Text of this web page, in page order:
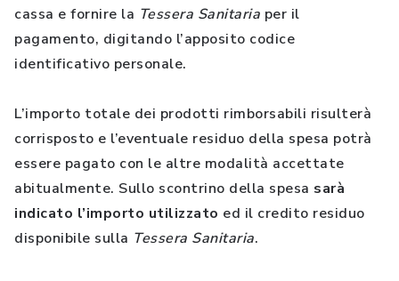
cassa e fornire la Tessera Sanitaria per il
pagamento, digitando l’apposito codice
identificativo personale.
L’importo totale dei prodotti rimborsabili risulterà
corrisposto e l’eventuale residuo della spesa potrà
essere pagato con le altre modalità accettate
abitualmente. Sullo scontrino della spesa sarà
indicato l’importo utilizzato ed il credito residuo
disponibile sulla Tessera Sanitaria.